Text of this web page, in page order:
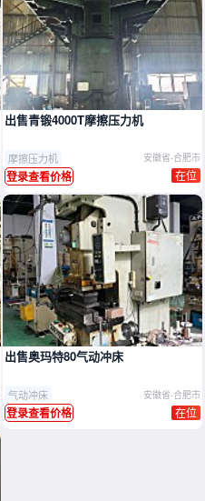
出售青锻4000T摩擦压力机
摩擦压力机 安徽省-合肥市
登录查看价格 在位
出售奥玛特80气动冲床
气动冲床 安徽省-合肥市
登录查看价格 在位